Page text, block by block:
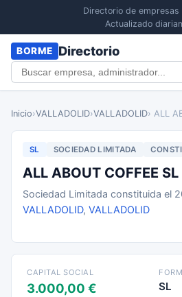
Directorio de empresas
Actualizado
BORME Directorio
Inicio›VALLADOLID›VALLADOLID› ALL
SL SOCIEDAD LIMITADA
ALL ABOUT COFFEE SL
Sociedad Limitada constituida el
VALLADOLID, VALLADOLID
CAPITAL SOCIAL
3.000,00 € SL